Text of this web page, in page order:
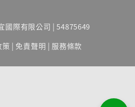
國際有限公司 | 54875649
策 | 免責聲明 | 服務條款